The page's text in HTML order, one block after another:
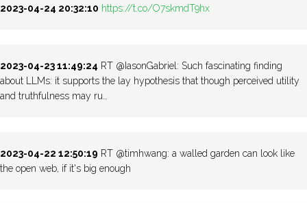
2023-04-24 20:32:10 https://t.co/O7skmdT9hx
2023-04-23 11:49:24 RT @IasonGabriel: Such fascinating finding
about LLMs: it supports the lay hypothesis that though perceived utility
and truthfulness may ru…
2023-04-22 12:50:19 RT @timhwang: a walled garden can look like
the open web, if it's big enough